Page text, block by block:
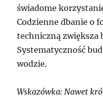
świadome
Codzienne dbanie o
techniczną zwiększa
Systematyczność
wodzie.
Wskazówka: Nawet